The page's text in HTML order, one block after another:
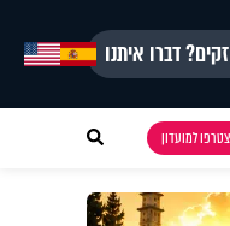
דברו איתנו
למועדון